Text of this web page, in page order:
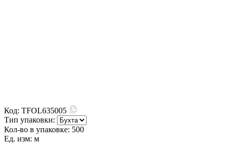
Код: TFOL635005
Тип упаковки:
Кол-во в упаковке: 500
Ед. изм: м